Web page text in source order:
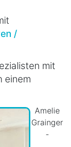
/
mit
einem
Amelie
Grainger
-